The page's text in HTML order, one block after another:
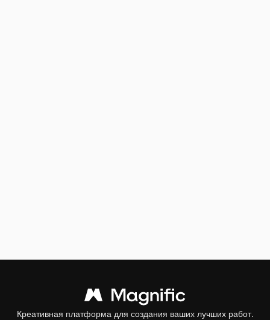
Креативная платформа для создания ваших лучших работ.